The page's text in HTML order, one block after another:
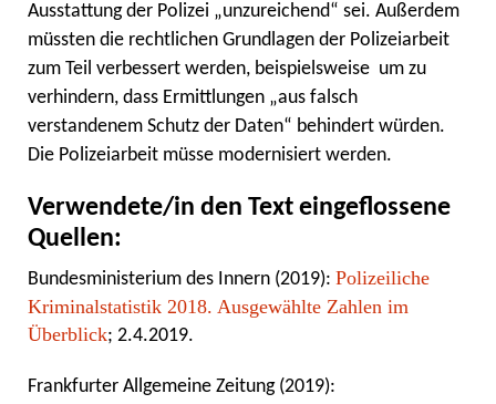
Ausstattung der Polizei „unzureichend“ sei. Außerdem
müssten die rechtlichen Grundlagen der Polizeiarbeit
zum Teil verbessert werden, beispielsweise um zu
verhindern, dass Ermittlungen „aus falsch
verstandenem Schutz der Daten“ behindert würden.
Die Polizeiarbeit müsse modernisiert werden.
Verwendete/in den Text eingeflossene
Quellen:
Bundesministerium des Innern (2019): Polizeiliche
Kriminalstatistik 2018. Ausgewählte Zahlen im
Überblick; 2.4.2019.
Frankfurter Allgemeine Zeitung (2019):